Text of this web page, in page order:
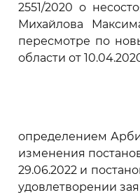
2551/2020 о
Михайлова
пересмотре по
области от
определением
изменения
29.06.2022 и
удовлетворении